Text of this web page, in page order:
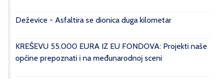
Deževice - Asfaltira se dionica duga kilometar
KREŠEVU 55.000 EURA IZ EU FONDOVA: Projekti naše
općine prepoznati i na međunarodnoj sceni